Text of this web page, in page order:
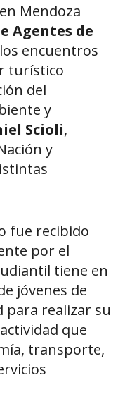
Mendoza
Agentes de
encuentros
turístico
del
y
Scioli,
y
fue recibido
por el
tiene en
jóvenes de
para realizar su
que
transporte,